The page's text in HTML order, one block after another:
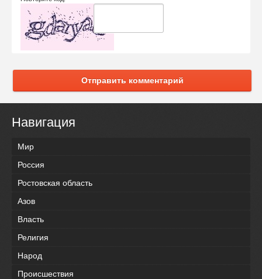
Отправить комментарий
Навигация
Мир
Россия
Ростовская область
Азов
Власть
Религия
Народ
Происшествия